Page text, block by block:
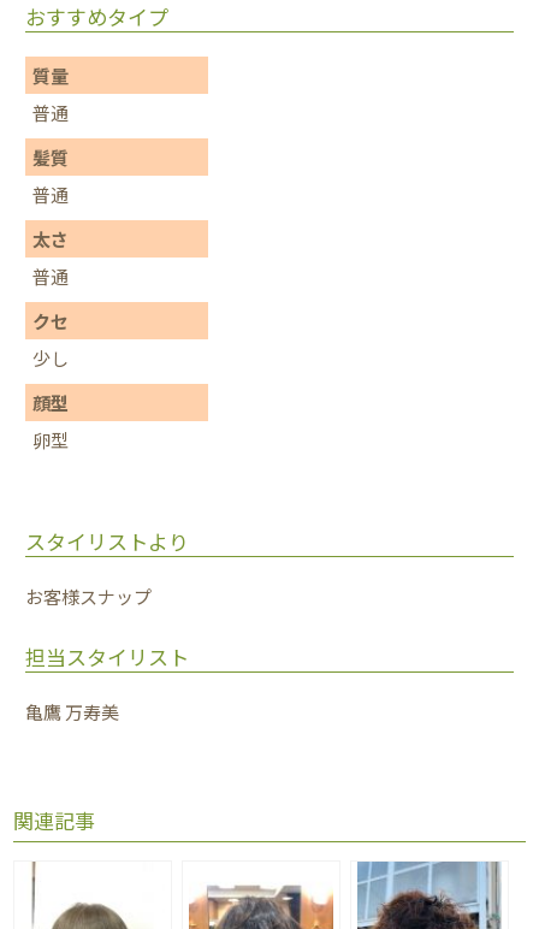
おすすめタイプ
質量
普通
髪質
普通
太さ
普通
クセ
少し
顔型
卵型
スタイリストより
お客様スナップ
担当スタイリスト
亀鷹 万寿美
関連記事